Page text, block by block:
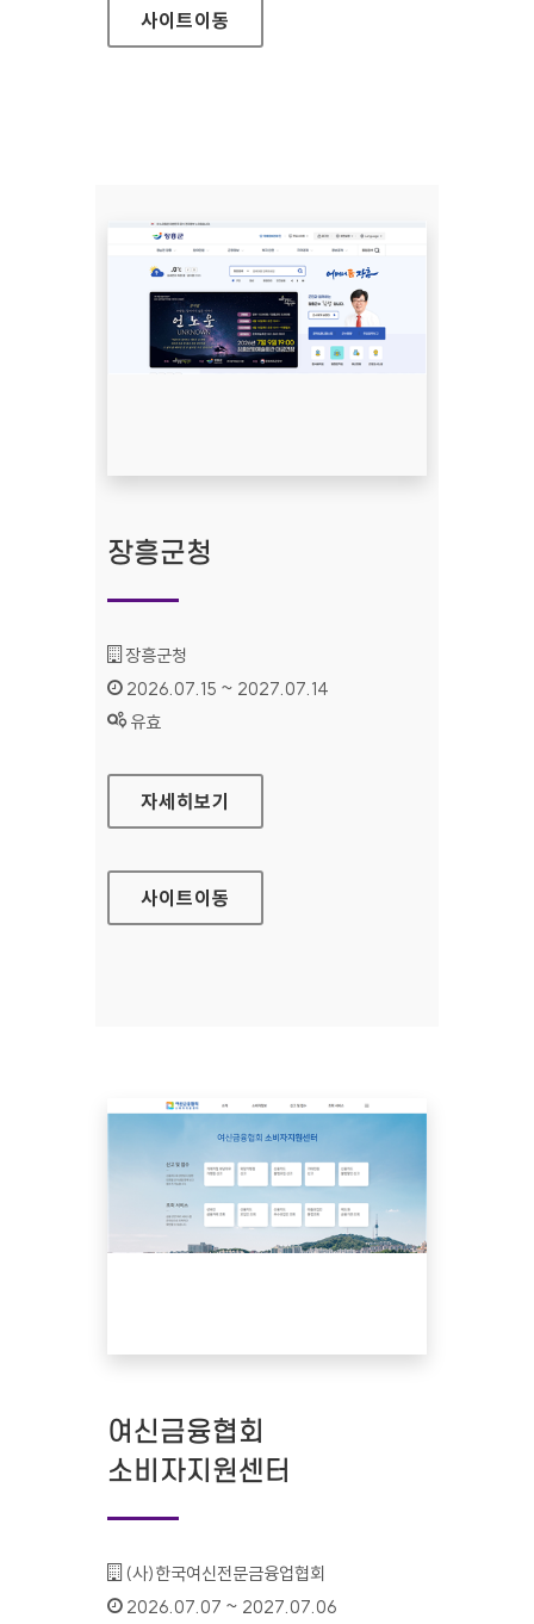
사이트이동
장흥군청
기관명 :
장흥군청
인증기간 :
2026.07.15 ~ 2027.07.14
상태 :
유효
장흥군청
자세히보기
사이트이동
여신금융협회
소비자지원센터
기관명 :
(사)한국여신전문금융업협회
인증기간 :
2026.07.07 ~ 2027.07.06